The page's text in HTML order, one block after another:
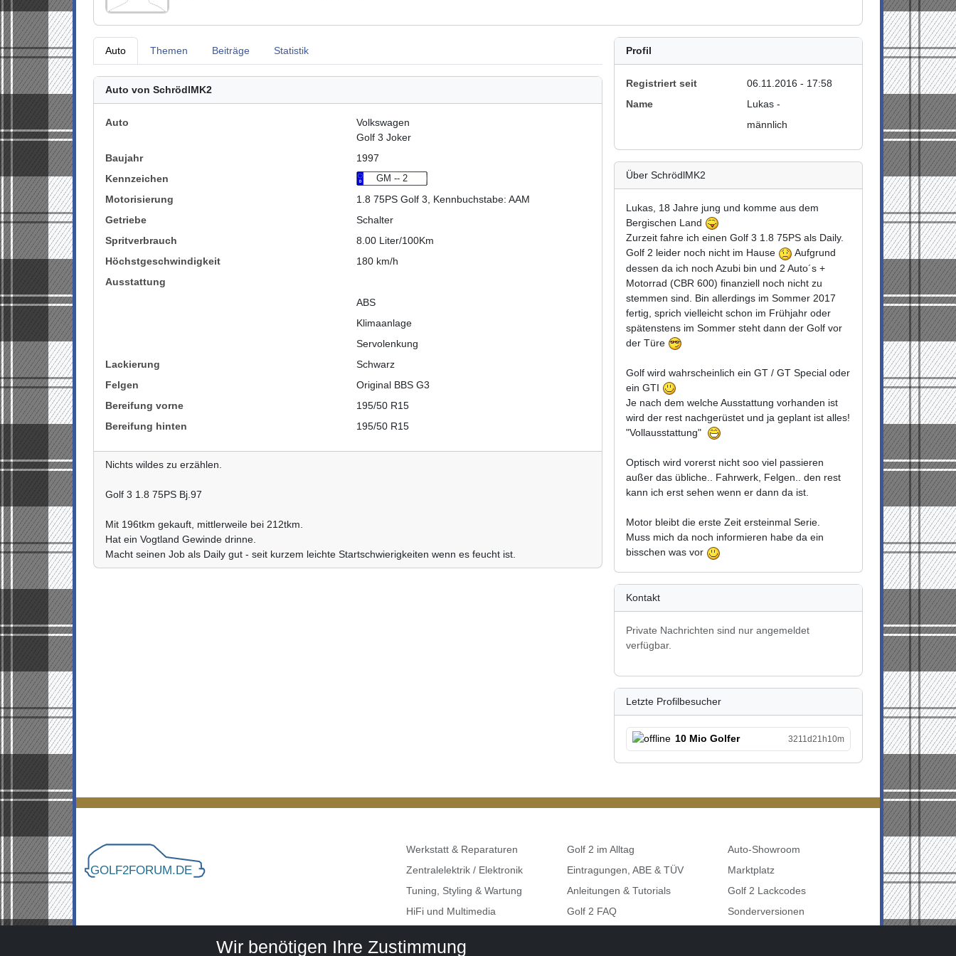
Auto Themen Beiträge Statistik
Auto von SchrödlMK2
Auto
Volkswagen
Golf 3 Joker
Baujahr
1997
Kennzeichen
GM -- 2
Motorisierung
1.8 75PS Golf 3, Kennbuchstabe: AAM
Getriebe
Schalter
Spritverbrauch
8.00 Liter/100Km
Höchstgeschwindigkeit
180 km/h
Ausstattung
ABS
Klimaanlage
Servolenkung
Lackierung
Schwarz
Felgen
Original BBS G3
Bereifung vorne
195/50 R15
Bereifung hinten
195/50 R15
Nichts wildes zu erzählen.
Golf 3 1.8 75PS Bj.97
Mit 196tkm gekauft, mittlerweile bei 212tkm.
Hat ein Vogtland Gewinde drinne.
Macht seinen Job als Daily gut - seit kurzem leichte Startschwierigkeiten wenn es feucht ist.
Profil
Registriert seit
06.11.2016 - 17:58
Name
Lukas -
männlich
Über SchrödlMK2
Lukas, 18 Jahre jung und komme aus dem
Bergischen Land
Zurzeit fahre ich einen Golf 3 1.8 75PS als Daily.
Golf 2 leider noch nicht im Hause
Aufgrund
dessen da ich noch Azubi bin und 2 Auto´s +
Motorrad (CBR 600) finanziell noch nicht zu
stemmen sind. Bin allerdings im Sommer 2017
fertig, sprich vielleicht schon im Frühjahr oder
spätenstens im Sommer steht dann der Golf vor
der Türe
Golf wird wahrscheinlich ein GT / GT Special oder
ein GTI
Je nach dem welche Ausstattung vorhanden ist
wird der rest nachgerüstet und ja geplant ist alles!
"Vollausstattung"
Optisch wird vorerst nicht soo viel passieren
außer das übliche.. Fahrwerk, Felgen.. den rest
kann ich erst sehen wenn er dann da ist.
Motor bleibt die erste Zeit ersteinmal Serie.
Muss mich da noch informieren habe da ein
bisschen was vor
Kontakt
Private Nachrichten sind nur angemeldet
verfügbar.
Letzte Profilbesucher
10 Mio Golfer 3211d21h10m
Werkstatt & Reparaturen
Zentralelektrik / Elektronik
Tuning, Styling & Wartung
HiFi und Multimedia
Golf 2 im Alltag
Eintragungen, ABE & TÜV
Anleitungen & Tutorials
Golf 2 FAQ
Auto-Showroom
Marktplatz
Golf 2 Lackcodes
Sonderversionen
Wir benötigen Ihre Zustimmung